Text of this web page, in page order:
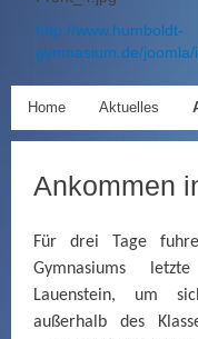
http://www.humboldt-
gymnasium.de/
Home Aktuelles
Ankommen
Für drei Tage
Gymnasiums
Lauenstein, um
außerhalb des